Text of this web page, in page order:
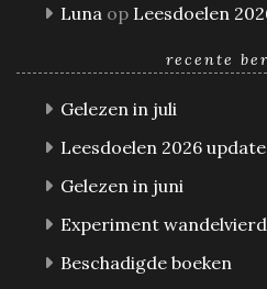
Luna op Leesdoelen
recente
Gelezen in juli
Leesdoelen 2026
Gelezen in juni
Experiment
Beschadigde boeken